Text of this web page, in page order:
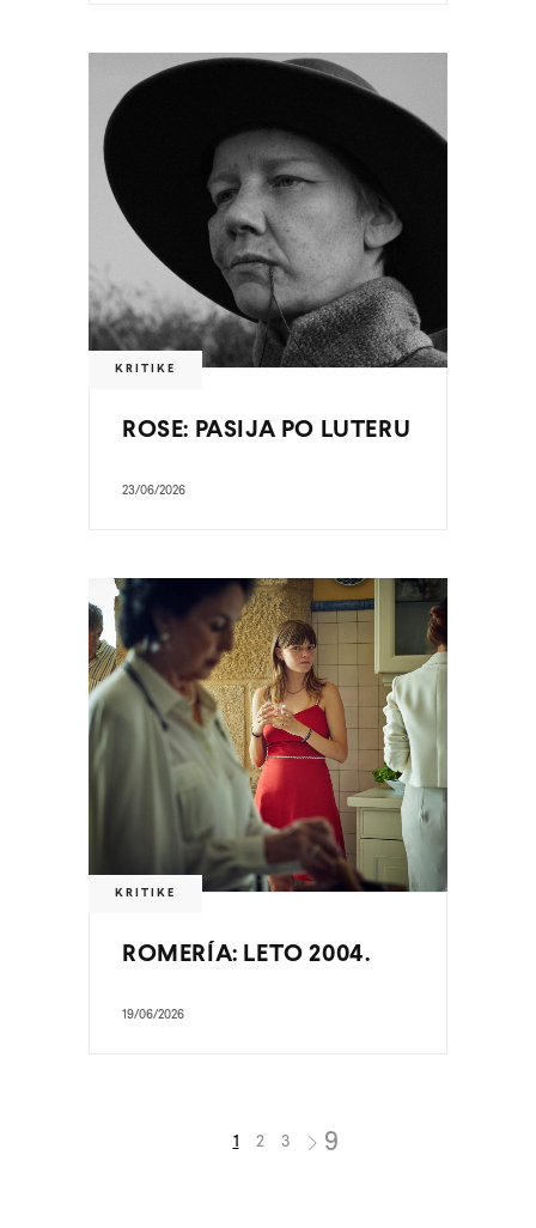
KRITIKE
ROSE: PASIJA PO LUTERU
23/06/2026
KRITIKE
ROMERÍA: LETO 2004.
19/06/2026
1 2 3